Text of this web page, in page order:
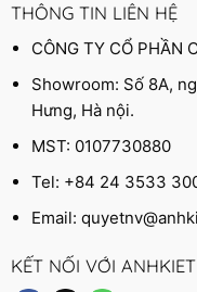
THÔNG TIN LIÊN HỆ
CÔNG TY CỔ PHẦN
Showroom: Số 8A,
Hưng, Hà nội.
MST: 0107730880
Tel: +84 24 3533
Email:
KẾT NỐI VỚI ANHKIET